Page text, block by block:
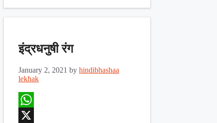
इंद्रधनुषी रंग
January 2, 2021 by hindibhashaa
lekhak
WhatsApp